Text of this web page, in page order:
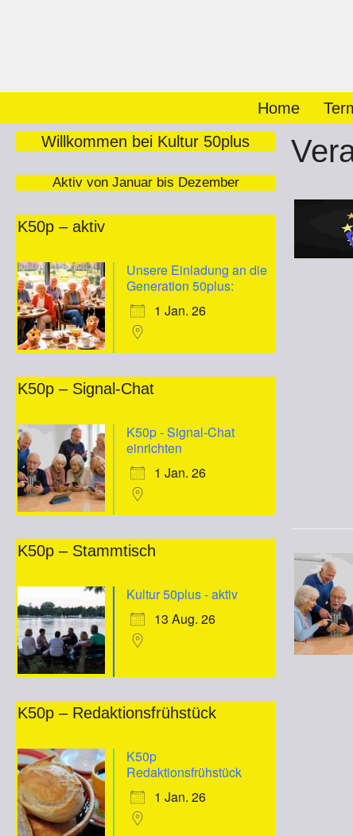
Home
Willkommen bei Kultur 50plus
Aktiv von Januar bis Dezember
K50p – aktiv
Unsere Einladung an die
Generation 50plus:
1 Jan. 26
K50p – Signal-Chat
K50p - Signal-Chat
einrichten
1 Jan. 26
K50p – Stammtisch
Kultur 50plus - aktiv
13 Aug. 26
K50p – Redaktionsfrühstück
K50p
Redaktionsfrühstück
1 Jan. 26